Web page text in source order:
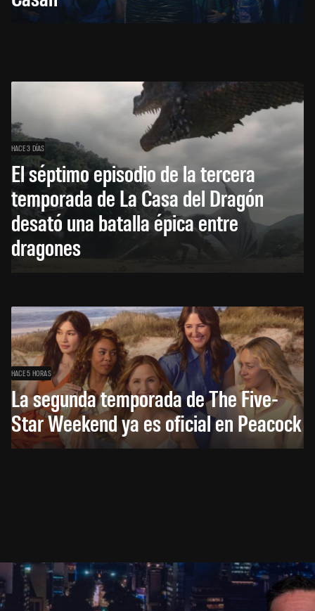
HACE 3 DÍAS
El séptimo episodio de la tercera
temporada de La Casa del Dragón
desató una batalla épica entre
dragones
HACE 5 HORAS
La segunda temporada de The Five-
Star Weekend ya es oficial en Peacock